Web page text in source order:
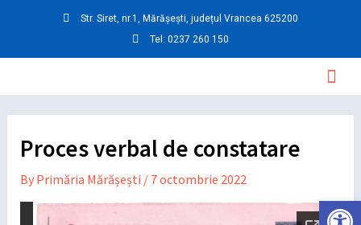
Str. Siret, nr.1, Mărășești, județul Vrancea 625200
Tel: 0237 260 150
Main
Proces verbal de constatare
By Primăria Mărășești / 7 octombrie 2022
Deschide